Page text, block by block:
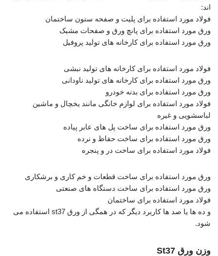
اند:
فولاد مورد استفاده برای پلیت و صفحه ستون ساختمان
ورق مورد استفاده برای پانچ ورق و صفحات مشبک
ورق مورد استفاده برای کارخانه های تولید پروفیل
فولاد مورد استفاده برای کارخانه های تولید نبشی
ورق مورد استفاده برای کارخانه های تولید ناودانی
ورق مورد استفاده برای بدنه خودرو
فولاد مورد استفاده برای لوازم خانگی مانند یخچال و ماشین
لباسشویی و غیره
ورق مورد استفاده برای ساخت پل های عابر پیاده
ورق مورد استفاده برای ساخت حفاظ و نرده
فولاد مورد استفاده برای ساخت در و پنجره
ورق مورد استفاده برای ساخت قطعات و خم کاری و برشکاری
ورق مورد استفاده برای ساخت دستگاه های صنعتی
فولاد مورد استفاده برای ساختمان
و ده ها یا صد ها کاربرد دیگر که در همگی از ورق st37 استفاده می
شود.
وزن ورق St37